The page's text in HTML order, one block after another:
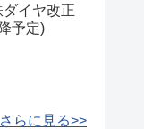
イヤ改正
予定)
さらに見る>>